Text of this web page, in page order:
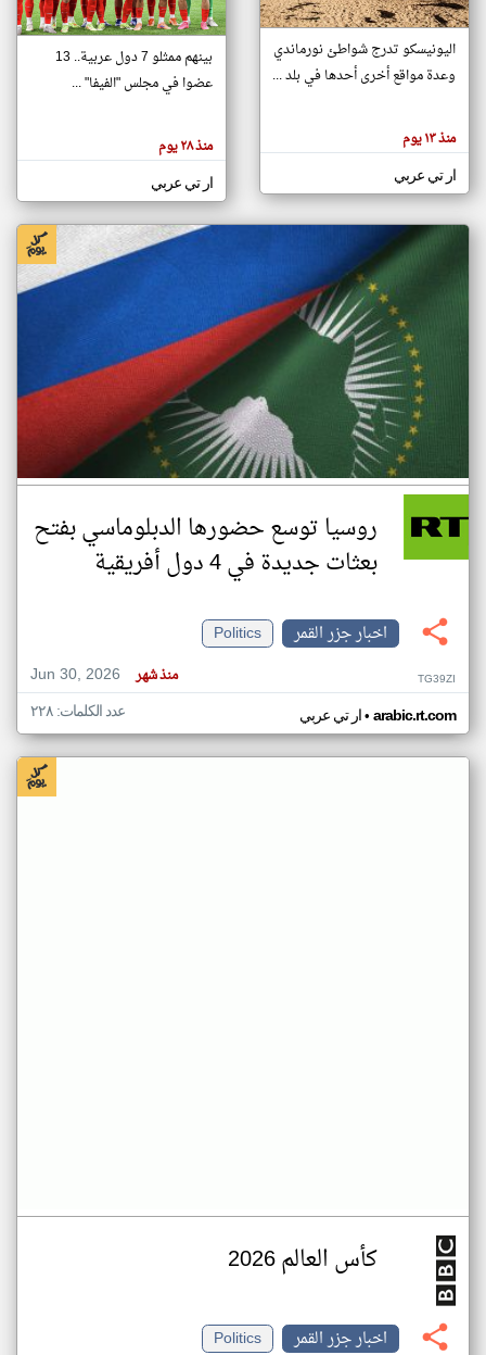
تغيير الدولة
اخبار جزر القمر على مدار الساعة
أهم اخبار جزر القمر العاجلة والمباشرة
هنا عن
وجهة
كاتبيها.
اليونيسكو تدرج شواطئ نورماندي
وعدة مواقع أخرى أحدها في بلد ...
منذ ١٣ يوم
ار تي عربي
بينهم ممثلو 7 دول عربية.. 13
عضوا في مجلس "الفيفا" ...
منذ ٢٨ يوم
ار تي عربي
روسيا توسع حضورها الدبلوماسي بفتح
بعثات جديدة في 4 دول أفريقية
اخبار جزر القمر
Politics
Jun 30, 2026
منذ شهر TG39ZI
ار تي عربي• arabic.rt.com عدد الكلمات: ٢٢٨
كأس العالم 2026
اخبار جزر القمر
Politics
klyoum.com